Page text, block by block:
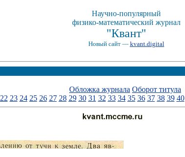
Научно-популярный
физико-математический журнал
"Квант"
Новый сайт — kvant.digital
Обложка журнала Оборот титула
22 23 24 25 26 27 28 29 30 31 32 33 34 35 36 37 38 39 40